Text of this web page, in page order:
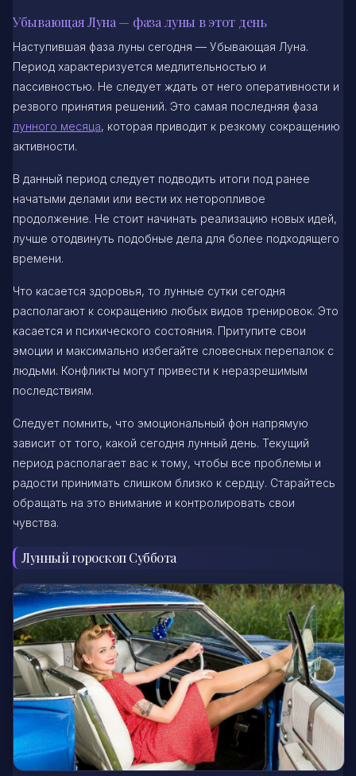
Убывающая Луна — фаза луны в этот день
Наступившая фаза луны сегодня — Убывающая Луна.
Период характеризуется медлительностью и
пассивностью. Не следует ждать от него оперативности и
резвого принятия решений. Это самая последняя фаза
лунного месяца, которая приводит к резкому сокращению
активности.
В данный период следует подводить итоги под ранее
начатыми делами или вести их неторопливое
продолжение. Не стоит начинать реализацию новых идей,
лучше отодвинуть подобные дела для более подходящего
времени.
Что касается здоровья, то лунные сутки сегодня
располагают к сокращению любых видов тренировок. Это
касается и психического состояния. Притупите свои
эмоции и максимально избегайте словесных перепалок с
людьми. Конфликты могут привести к неразрешимым
последствиям.
Следует помнить, что эмоциональный фон напрямую
зависит от того, какой сегодня лунный день. Текущий
период располагает вас к тому, чтобы все проблемы и
радости принимать слишком близко к сердцу. Старайтесь
обращать на это внимание и контролировать свои
чувства.
Лунный гороскоп Суббота